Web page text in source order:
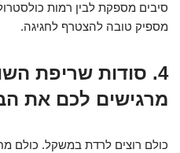
סיבים מספקת לבין רמות
מספיק טובה להצטרף לחגיגה.
4. סודות שריפת
מרגישים לכם את
כולם רוצים לרדת במשקל. כולם